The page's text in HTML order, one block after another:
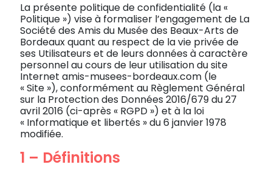
La présente politique de confidentialité (la «
Politique ») vise à formaliser l’engagement de La
Société des Amis du Musée des Beaux-Arts de
Bordeaux quant au respect de la vie privée de
ses Utilisateurs et de leurs données à caractère
personnel au cours de leur utilisation du site
Internet amis-musees-bordeaux.com (le
« Site »), conformément au Règlement Général
sur la Protection des Données 2016/679 du 27
avril 2016 (ci-après « RGPD ») et à la loi
« Informatique et libertés » du 6 janvier 1978
modifiée.
1 – Définitions